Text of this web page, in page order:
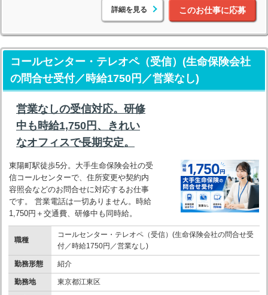
詳細を見る このお仕事に応募
コールセンター・テレオペ（受信）(生命保険会社
の問合せ受付／時給1750円／営業なし)
営業なしの受信対応。研修
中も時給1,750円、きれい
なオフィスで長期安定。
東陽町駅徒歩5分。大手生命保険会社の受
信コールセンターで、住所変更や契約内
容照会などのお問合せに対応するお仕事
です。 営業電話は一切ありません。時給
1,750円＋交通費、研修中も同時給。
職種
コールセンター・テレオペ（受信）(生命保険会社の問合せ受
付／時給1750円／営業なし)
勤務形態 紹介
勤務地 東京都江東区